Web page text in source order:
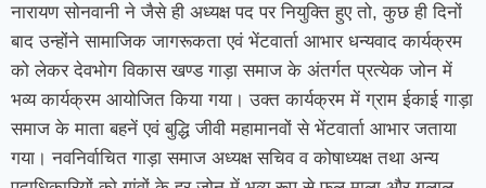
नारायण सोनवानी ने जैसे ही अध्यक्ष पद पर नियुक्ति हुए तो, कुछ ही दिनों
बाद उन्होंने सामाजिक जागरूकता एवं भेंटवार्ता आभार धन्यवाद कार्यक्रम
को लेकर देवभोग विकास खण्ड गाड़ा समाज के अंतर्गत प्रत्येक जोन में
भव्य कार्यक्रम आयोजित किया गया। उक्त कार्यक्रम में ग्राम ईकाई गाड़ा
समाज के माता बहनें एवं बुद्धि जीवी महामानवों से भेंटवार्ता आभार जताया
गया। नवनिर्वाचित गाड़ा समाज अध्यक्ष सचिव व कोषाध्यक्ष तथा अन्य